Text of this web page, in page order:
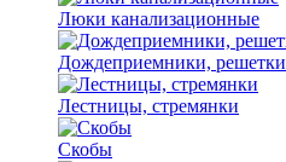
Люки канализационные
Дождеприемники, решетки
Лестницы, стремянки
Скобы